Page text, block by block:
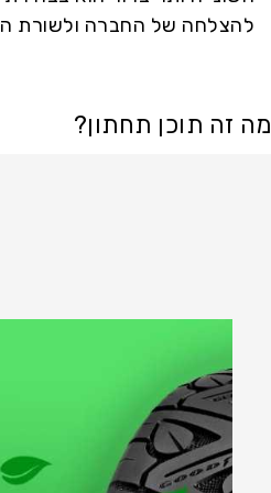
להצלחה של החברה ולשורת
מה זה תוכן תחתון?